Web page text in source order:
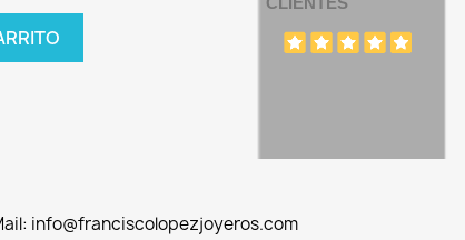
info@franciscolopezjoyeros.com